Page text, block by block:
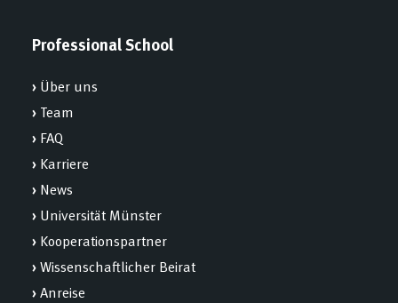
Professional School
› Über uns
› Team
› FAQ
› Karriere
› News
› Universität Münster
› Kooperationspartner
›Wissenschaftlicher Beirat
›Anreise